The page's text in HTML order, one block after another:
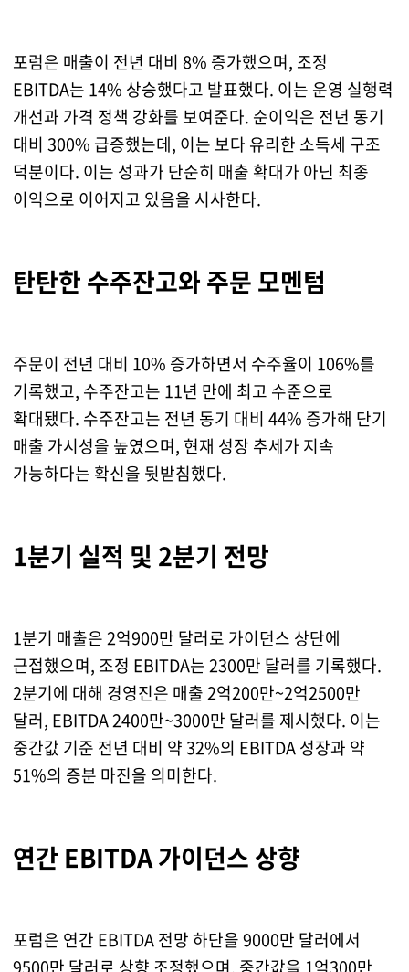
포럼은 매출이 전년 대비 8% 증가했으며, 조정
EBITDA는 14% 상승했다고 발표했다. 이는 운영 실행력
개선과 가격 정책 강화를 보여준다. 순이익은 전년 동기
대비 300% 급증했는데, 이는 보다 유리한 소득세 구조
덕분이다. 이는 성과가 단순히 매출 확대가 아닌 최종
이익으로 이어지고 있음을 시사한다.
탄탄한 수주잔고와 주문 모멘텀
주문이 전년 대비 10% 증가하면서 수주율이 106%를
기록했고, 수주잔고는 11년 만에 최고 수준으로
확대됐다. 수주잔고는 전년 동기 대비 44% 증가해 단기
매출 가시성을 높였으며, 현재 성장 추세가 지속
가능하다는 확신을 뒷받침했다.
1분기 실적 및 2분기 전망
1분기 매출은 2억900만 달러로 가이던스 상단에
근접했으며, 조정 EBITDA는 2300만 달러를 기록했다.
2분기에 대해 경영진은 매출 2억200만~2억2500만
달러, EBITDA 2400만~3000만 달러를 제시했다. 이는
중간값 기준 전년 대비 약 32%의 EBITDA 성장과 약
51%의 증분 마진을 의미한다.
연간 EBITDA 가이던스 상향
포럼은 연간 EBITDA 전망 하단을 9000만 달러에서